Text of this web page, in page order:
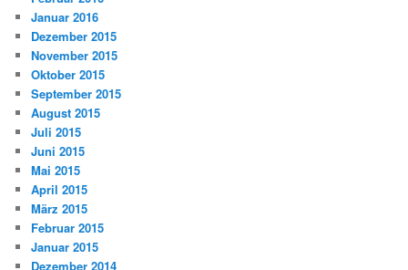
Januar 2016
Dezember 2015
November 2015
Oktober 2015
September 2015
August 2015
Juli 2015
Juni 2015
Mai 2015
April 2015
März 2015
Februar 2015
Januar 2015
Dezember 2014